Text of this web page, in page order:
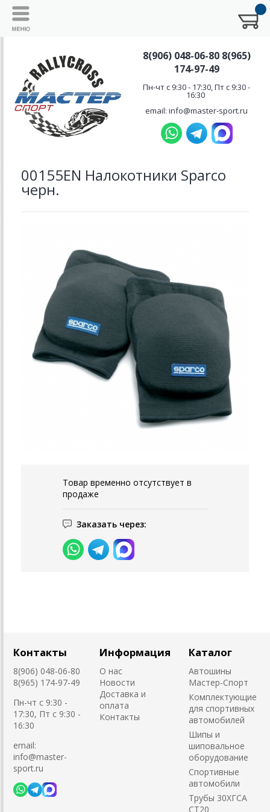
8(906) 048-06-80 8(965)
174-97-49
Пн-чт с 9:30 - 17:30, Пт с 9:30 -
16:30
email: info@master-sport.ru
00155EN Налокотники Sparco
черн.
Товар временно отсутствует в
продаже
Заказать через:
Контакты
8(906) 048-06-80
8(965) 174-97-49
Пн-чт с 9:30 -
17:30, Пт с 9:30 -
16:30
email:
info@master-
sport.ru
Информация
О нас
Новости
Доставка и
оплата
Контакты
Каталог
Автошины
Мастер-Спорт
Комплектующие
для спортивных
автомобилей
Шипы и
шиповальное
оборудование
Cпортивные
автомобили
Трубы 30ХГСА
СТ20